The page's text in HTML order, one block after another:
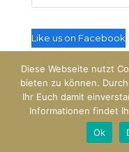
Like us on Facebook
© Hochzeit
Diese Webseite nutzt
bieten zu können.
Ihr Euch damit
Informationen findet
Ok